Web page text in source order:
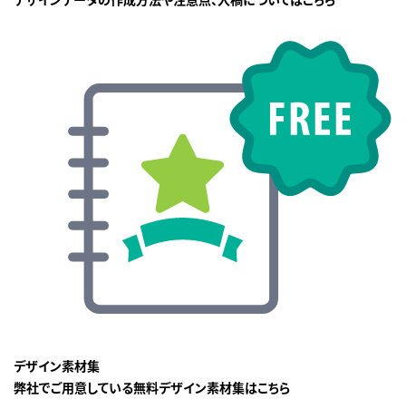
デザイン素材集
弊社でご用意している無料デザイン素材集はこちら